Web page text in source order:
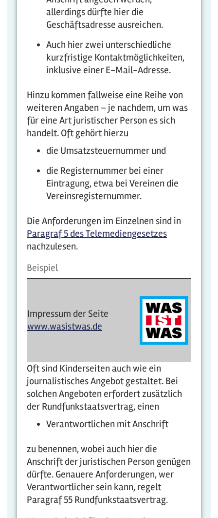
allerdings dürfte hier die
Geschäftsadresse ausreichen.
Auch hier zwei unterschiedliche
kurzfristige Kontaktmöglichkeiten,
inklusive einer E-Mail-Adresse.
Hinzu kommen fallweise eine Reihe von
weiteren Angaben – je nachdem, um was
für eine Art juristischer Person es sich
handelt. Oft gehört hierzu
die Umsatzsteuernummer und
die Registernummer bei einer
Eintragung, etwa bei Vereinen die
Vereinsregisternummer.
Die Anforderungen im Einzelnen sind in
Paragraf 5 des Telemediengesetzes
nachzulesen.
Impressum der Seite
www.wasistwas.de
Beispiel
Oft sind Kinderseiten auch wie ein
journalistisches Angebot gestaltet. Bei
solchen Angeboten erfordert zusätzlich
der Rundfunkstaatsvertrag, einen
Verantwortlichen mit Anschrift
zu benennen, wobei auch hier die
Anschrift der juristischen Person genügen
dürfte. Genauere Anforderungen, wer
Verantwortlicher sein kann, regelt
Paragraf 55 Rundfunkstaatsvertrag.